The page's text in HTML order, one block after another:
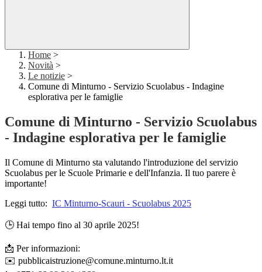
Home >
Novità >
Le notizie >
Comune di Minturno - Servizio Scuolabus - Indagine
esplorativa per le famiglie
Comune di Minturno - Servizio Scuolabus
- Indagine esplorativa per le famiglie
Il Comune di Minturno sta valutando l'introduzione del servizio
Scuolabus per le Scuole Primarie e dell'Infanzia. Il tuo parere è
importante!
Leggi tutto: IC Minturno-Scauri - Scuolabus 2025
🕒 Hai tempo fino al 30 aprile 2025!
📩 Per informazioni:
✉️ pubblicaistruzione@comune.minturno.lt.it